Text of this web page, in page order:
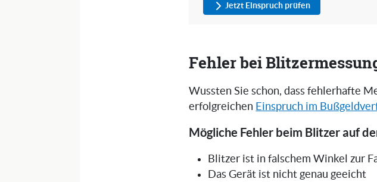
Jetzt Einspruch prüfen
Fehler bei
Wussten Sie schon, dass fehlerhafte
erfolgreichen Einspruch im
Mögliche Fehler beim Blitzer auf
Blitzer ist in falschem Winkel zur
Das Gerät ist nicht genau geeicht